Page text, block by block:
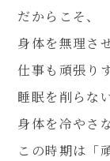
だからこそ、
身体を無理さ
仕事も頑張り
睡眠を削らない
身体を冷やさ
この時期は「